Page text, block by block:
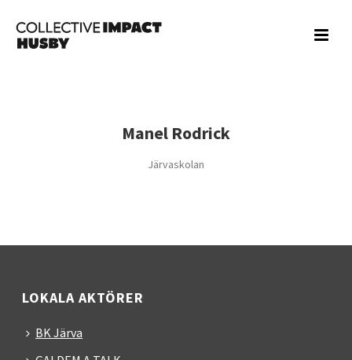
Manel Rodrick
Järvaskolan
LOKALA AKTÖRER
BK Järva